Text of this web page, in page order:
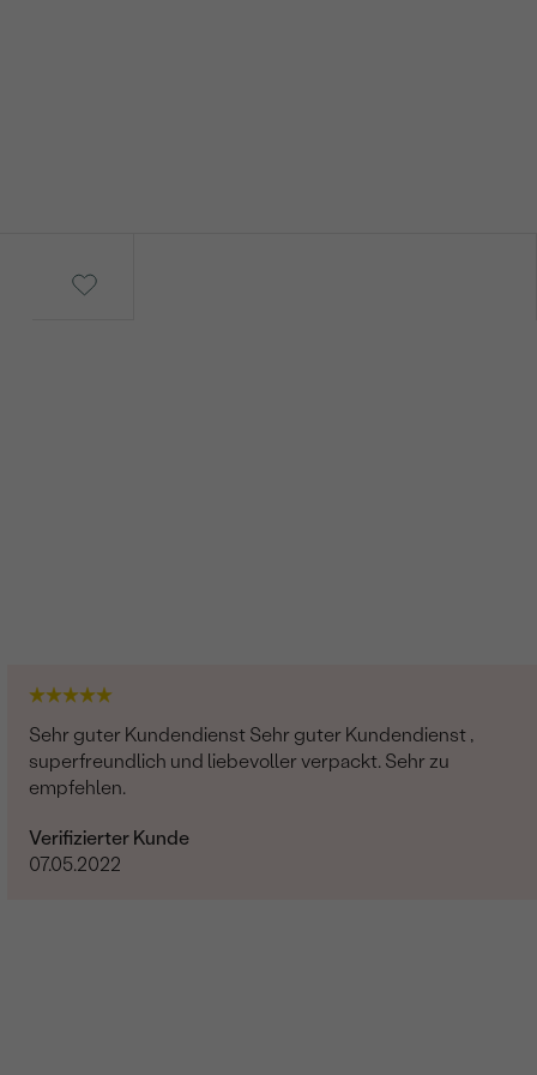
Sehr guter Kundendienst Sehr guter Kundendienst ,
superfreundlich und liebevoller verpackt. Sehr zu
empfehlen.
Verifizierter Kunde
07.05.2022